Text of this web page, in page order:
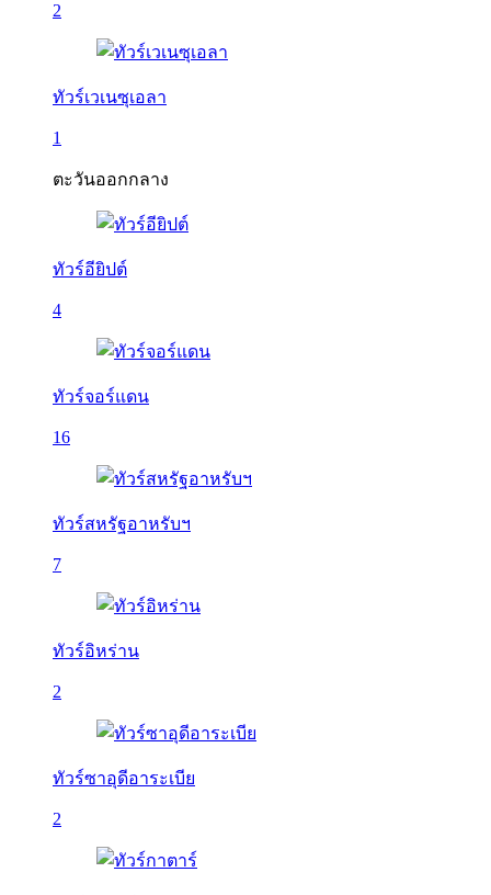
2
ทัวร์เวเนซุเอลา
1
ตะวันออกกลาง
ทัวร์อียิปต์
4
ทัวร์จอร์แดน
16
ทัวร์สหรัฐอาหรับฯ
7
ทัวร์อิหร่าน
2
ทัวร์ซาอุดีอาระเบีย
2